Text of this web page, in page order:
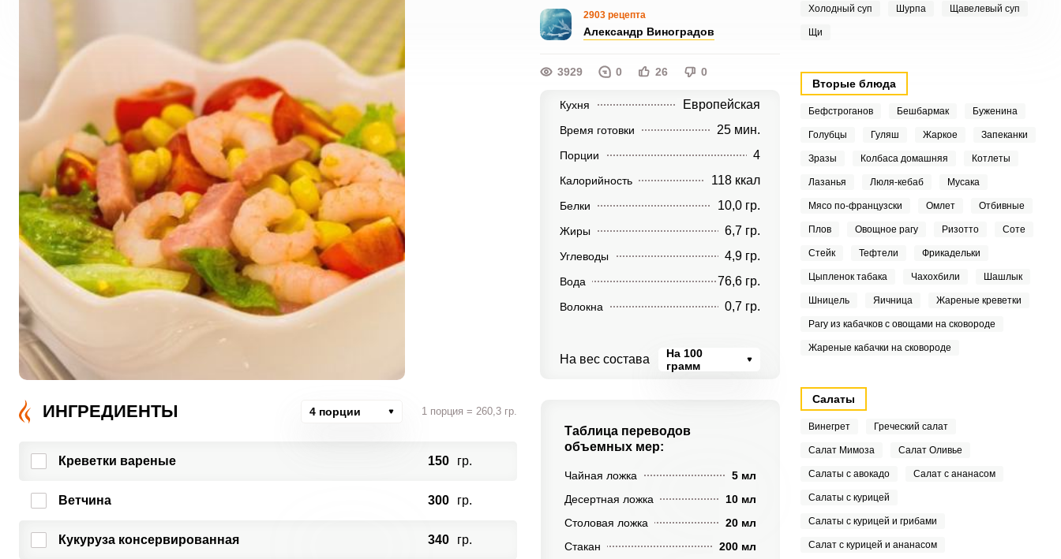
2903 рецепта
Александр Виноградов
3929 0 26 0
Кухня Европейская
Время готовки 25 мин.
Порции 4
Калорийность 118 ккал
Белки 10,0 гр.
Жиры 6,7 гр.
Углеводы 4,9 гр.
Вода 76,6 гр.
Волокна 0,7 гр.
На вес состава
На 100
грамм
ИНГРЕДИЕНТЫ 4 порции 1 порция = 260,3 гр.
Креветки вареные 150 гр.
Ветчина 300 гр.
Кукуруза консервированная 340 гр.
Таблица переводов
объемных мер:
Чайная ложка
5 мл
Десертная ложка
10 мл
Столовая ложка
20 мл
Стакан
200 мл
Холодный суп Шурпа Щавелевый суп
Щи
Вторые блюда
Бефстроганов Бешбармак Буженина
Голубцы Гуляш Жаркое Запеканки
Зразы Колбаса домашняя Котлеты
Лазанья Люля-кебаб Мусака
Мясо по-французски Омлет Отбивные
Плов Овощное рагу Ризотто Соте
Стейк Тефтели Фрикадельки
Цыпленок табака Чахохбили Шашлык
Шницель Яичница Жареные креветки
Рагу из кабачков с овощами на сковороде
Жареные кабачки на сковороде
Салаты
Винегрет Греческий салат
Салат Мимоза Салат Оливье
Салаты с авокадо Салат с ананасом
Салаты с курицей
Салаты с курицей и грибами
Салат с курицей и ананасом